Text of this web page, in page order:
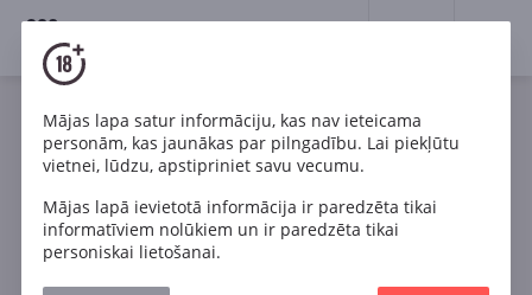
18+
Rozā Chardonnay Malbec Pinot Noir
Pinotage Riesling Sangiovese
Sauvignon Blanc
Mājas lapa satur informāciju, kas nav ieteicama
personām, kas jaunākas par pilngadību. Lai piekļūtu
vietnei, lūdzu, apstipriniet savu vecumu.
Mājas lapā ievietotā informācija ir paredzēta tikai
informatīviem nolūkiem un ir paredzēta tikai
personiskai lietošanai.